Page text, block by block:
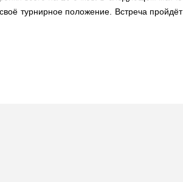
турнирное положение. Встреча пройдёт